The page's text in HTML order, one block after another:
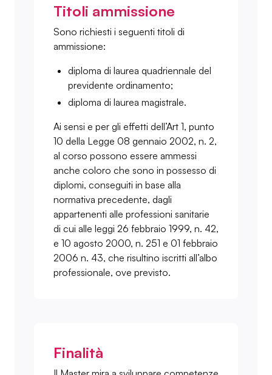
Titoli ammissione
Sono richiesti i seguenti titoli di
ammissione:
diploma di laurea quadriennale del
previdente ordinamento;
diploma di laurea magistrale.
Ai sensi e per gli effetti dell’Art 1, punto
10 della Legge 08 gennaio 2002, n. 2,
al corso possono essere ammessi
anche coloro che sono in possesso di
diplomi, conseguiti in base alla
normativa precedente, dagli
appartenenti alle professioni sanitarie
di cui alle leggi 26 febbraio 1999, n. 42,
e 10 agosto 2000, n. 251 e 01 febbraio
2006 n. 43, che risultino iscritti all’albo
professionale, ove previsto.
Finalità